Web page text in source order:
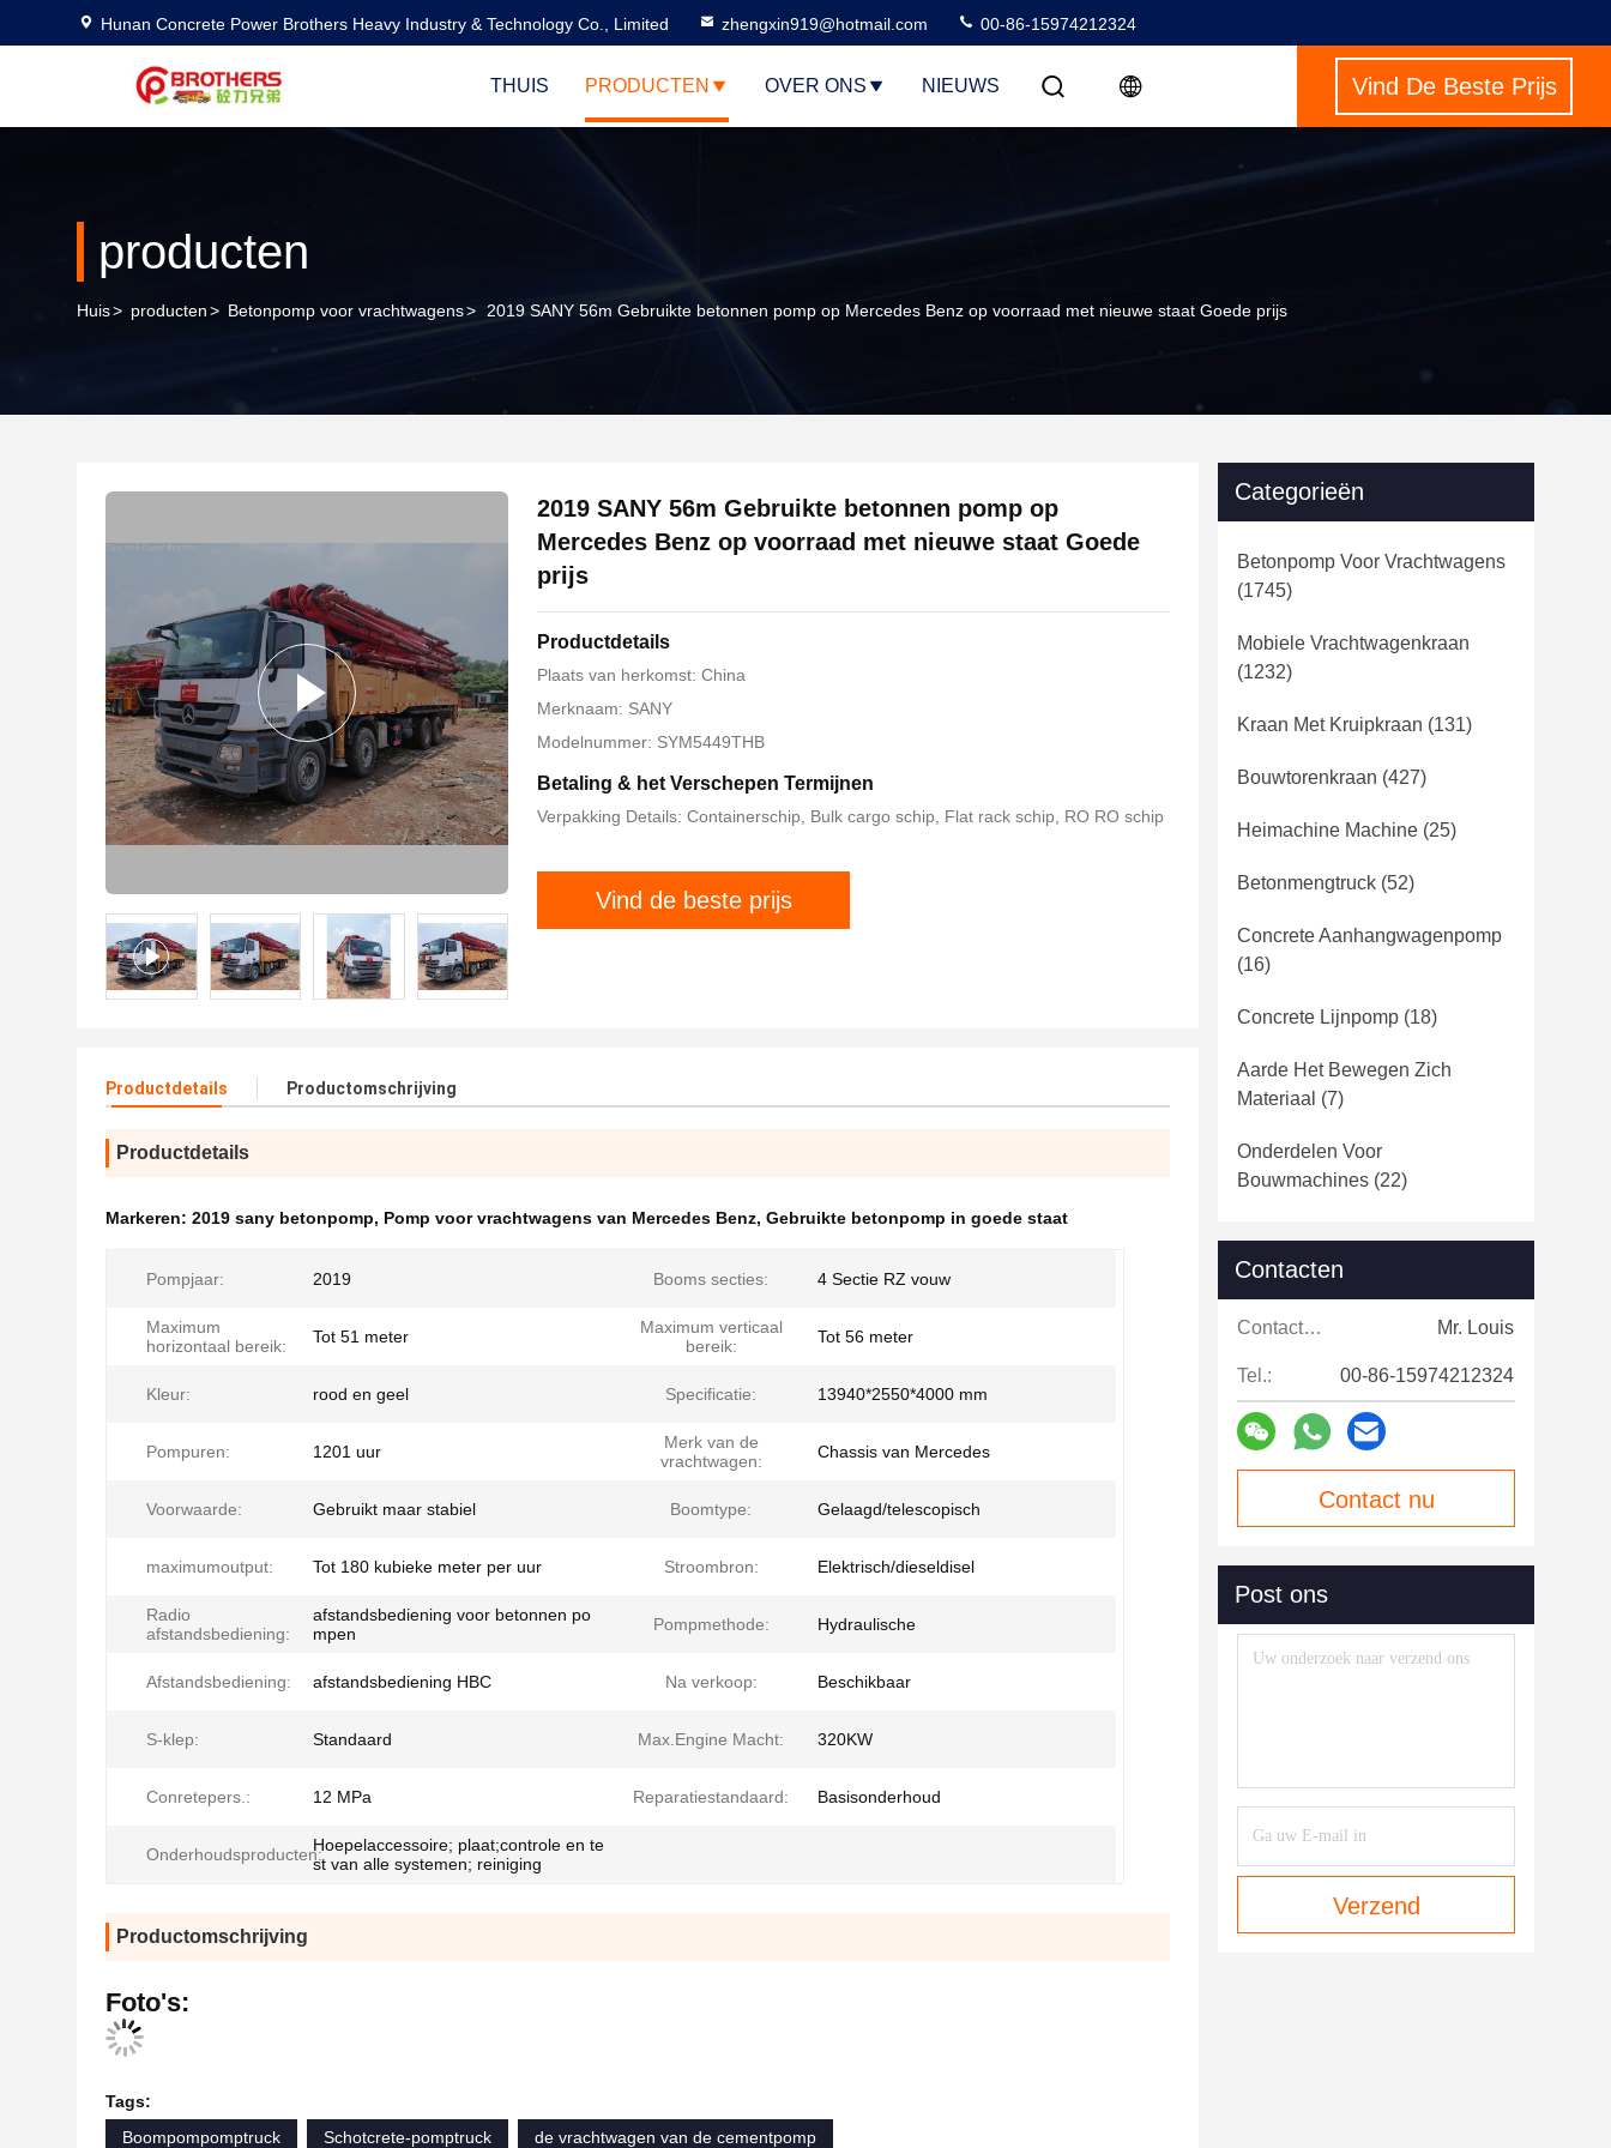
Hunan Concrete Power Brothers Heavy Industry & Technology Co., Limited zhengxin919@hotmail.com 00-86-15974212324
THUIS PRODUCTEN OVER ONS NIEUWS Vind De Beste Prijs
producten
Huis> producten> Betonpomp voor vrachtwagens> 2019 SANY 56m Gebruikte betonnen pomp op Mercedes Benz op voorraad met nieuwe staat Goede prijs
2019 SANY 56m Gebruikte betonnen pomp op
Mercedes Benz op voorraad met nieuwe staat Goede
prijs
Productdetails
Plaats van herkomst: China
Merknaam: SANY
Modelnummer: SYM5449THB
Betaling & het Verschepen Termijnen
Verpakking Details: Containerschip, Bulk cargo schip, Flat rack schip, RO RO schip
Vind de beste prijs
Productdetails Productomschrijving
Productdetails
Markeren: 2019 sany betonpomp, Pomp voor vrachtwagens van Mercedes Benz, Gebruikte betonpomp in goede staat
Pompjaar: 2019 Booms secties: 4 Sectie RZ vouw
Maximum
horizontaal bereik:
Tot 51 meter
Maximum verticaal
bereik:
Tot 56 meter
Kleur: rood en geel Specificatie: 13940*2550*4000 mm
Pompuren: 1201 uur
Merk van de
vrachtwagen:
Chassis van Mercedes
Voorwaarde: Gebruikt maar stabiel Boomtype: Gelaagd/telescopisch
maximumoutput: Tot 180 kubieke meter per uur Stroombron: Elektrisch/dieseldisel
Radio
afstandsbediening:
afstandsbediening voor betonnen po
mpen
Pompmethode: Hydraulische
Afstandsbediening: afstandsbediening HBC Na verkoop: Beschikbaar
S-klep: Standaard Max.Engine Macht: 320KW
Conretepers.: 12 MPa Reparatiestandaard: Basisonderhoud
Onderhoudsproducten:Hoepelaccessoire; plaat;controle en te
st van alle systemen; reiniging
Productomschrijving
Foto's:
Tags:
Boompompomptruck
Schotcrete-pomptruck de vrachtwagen van de cementpomp
Categorieën
Betonpomp Voor Vrachtwagens
(1745)
Mobiele Vrachtwagenkraan
(1232)
Kraan Met Kruipkraan (131)
Bouwtorenkraan (427)
Heimachine Machine (25)
Betonmengtruck (52)
Concrete Aanhangwagenpomp
(16)
Concrete Lijnpomp (18)
Aarde Het Bewegen Zich
Materiaal (7)
Onderdelen Voor
Bouwmachines (22)
Contacten
Contacten: Mr. Louis
Tel.: 00-86-15974212324
Contact nu
Post ons
Verzend